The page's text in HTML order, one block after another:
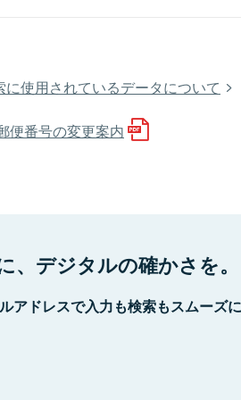
に使用されているデータについて
便番号の変更案内
、デジタルの確かさを。
アドレスで入力も検索もスムーズ